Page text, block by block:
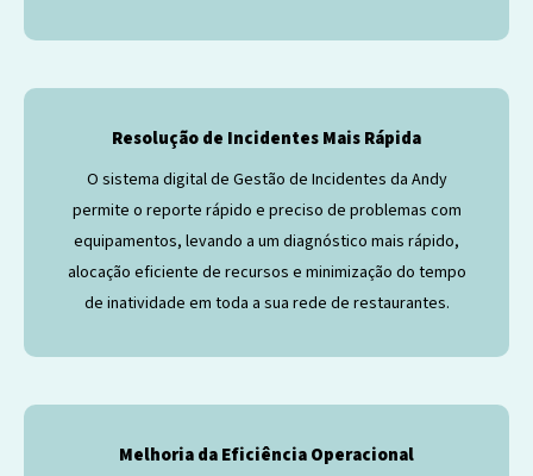
Resolução de Incidentes Mais Rápida
O sistema digital de Gestão de Incidentes da Andy
permite o reporte rápido e preciso de problemas com
equipamentos, levando a um diagnóstico mais rápido,
alocação eficiente de recursos e minimização do tempo
de inatividade em toda a sua rede de restaurantes.
Melhoria da Eficiência Operacional